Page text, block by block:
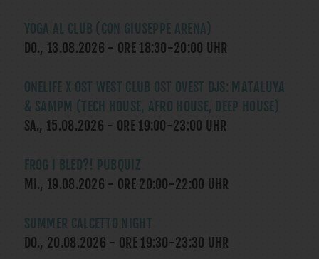
YOGA AL CLUB (CON GIUSEPPE ARENA)
DO., 13.08.2026 - ORE 18:30-20:00 UHR
ONELIFE X OST WEST CLUB OST OVEST DJS: MATALUYA
& SAMPM (TECH HOUSE, AFRO HOUSE, DEEP HOUSE)
SA., 15.08.2026 - ORE 19:00-23:00 UHR
FROG I BLED?! PUBQUIZ
MI., 19.08.2026 - ORE 20:00-22:00 UHR
SUMMER CALCETTO NIGHT
DO., 20.08.2026 - ORE 19:30-23:30 UHR